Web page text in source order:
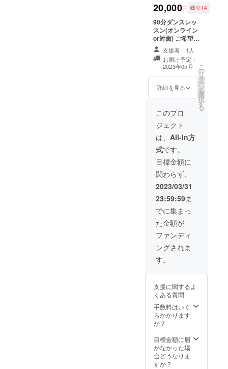
振り付けレッス
ンが可能です！
お好きな音楽に
合わせて踊った
り、好きなアイ
ドルの曲のダン
スや最近流行っ
ているKPOPダ
ンスをやってみ
楽しくダンスに
チャレンジして
レッスンはオン
ラインで行いま
すので、ご自宅
からお気軽に参
加が可能です。
レッスン日時に
ついてはご都合
に合わせて調整
いたします。 (備
考欄にご希望の
レッスン内容を
記載ください！)
20,000円 残り14
90分ダンスレッ
スン(オンライン
or対面) ご希望に
合わせた1.5時間
のダンスレッス
ンを行います。
都内のスタジオ
直接お越しいた
だける方につい
です。 体の動か
し方を学ぶこと
から始める簡単
なダンスエクサ
サイズや、1〜2
フレーズ程度の
振り付けレッス
ンが可能です！
お好きな音楽に
合わせて踊った
ドルの曲のダン
スや最近流行っ
ているKPOPダ
ンスをやってみ
たり・・・是非
楽しくダンスに
チャレンジして
みませんか？
レッスン日時に
ついてはご都合
に合わせて調整
いたします。 (備
考欄にご希望の
レッスン内容を
記載ください！)
支援者：1人
お届け予定：
2023年05月
詳細を見る
こ
の
リ
タ
ー
ン
を
選
択
す
る
このプロ
ジェクト
は、 All-In方
式です。
目標金額に
関わらず、
2023/03/31
23:59:59ま
でに集まっ
た金額が
ファンディ
ングされま
す。
支援に関するよ
くある質問
手数料はいく
らかかります
か？
目標金額に届
かなかった場
合どうなりま
すか？